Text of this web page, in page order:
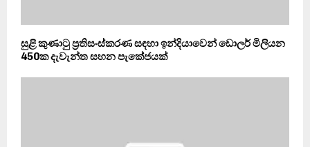
සුළි කුණාටු ප්‍රතිසංස්කරණ සඳහා ඉන්දියාවෙන් ඩොලර් මිලියන
450ක දැවැන්ත සහන පැකේජයක්